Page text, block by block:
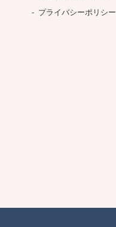
プライバシーポリシー